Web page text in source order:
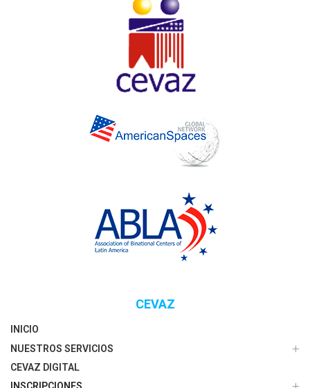
CEVAZ
INICIO
NUESTROS SERVICIOS
CEVAZ DIGITAL